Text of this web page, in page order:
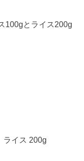
100gとライス200g
ライス 200g